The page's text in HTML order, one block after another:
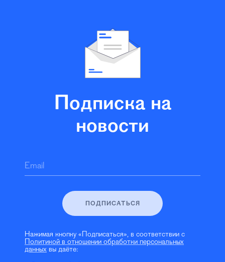
Подписка на
новости
Email
ПОДПИСАТЬСЯ
Нажимая кнопку «Подписаться», в соответствии с
Политикой в отношении обработки персональных
данных вы даёте: